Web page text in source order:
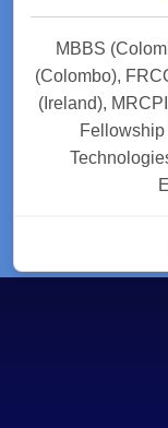
MBBS
(Colombo),
(Ireland),